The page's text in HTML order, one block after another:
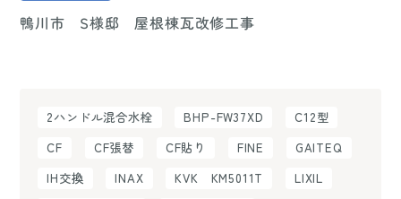
鴨川市 S様邸 屋根棟瓦改修工事
2ハンドル混合水栓 BHP-FW37XD
C12型
CF
CF張替 CF貼り FINE
GAITEQ
IH交換
INAX KVK KM5011T
LIXIL